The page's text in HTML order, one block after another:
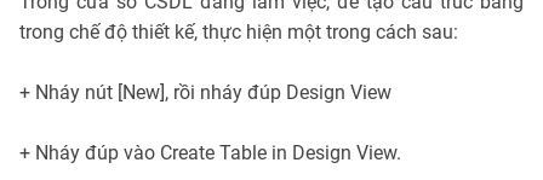
trong chế độ thiết kế, thực hiện một trong cách sau:
+ Nháy nút [New], rồi nháy đúp Design View
+ Nháy đúp vào Create Table in Design View.